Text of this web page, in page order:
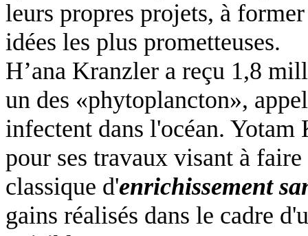
leurs propres projets, à
idées les plus prometteuses.
H’ana Kranzler a reçu 1,8
un des «phytoplancton»,
infectent dans l'océan. Yotam
pour ses travaux visant à
classique d'enrichissement
gains réalisés dans le cadre